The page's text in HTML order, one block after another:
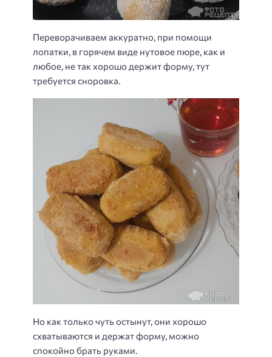
Переворачиваем аккуратно, при помощи
лопатки, в горячем виде нутовое пюре, как и
любое, не так хорошо держит форму, тут
требуется сноровка.
Но как только чуть остынут, они хорошо
схватываются и держат форму, можно
спокойно брать руками.